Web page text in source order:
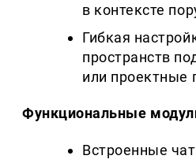
в контексте
Гибкая
пространств
или проектные
Функциональные
Встроенные